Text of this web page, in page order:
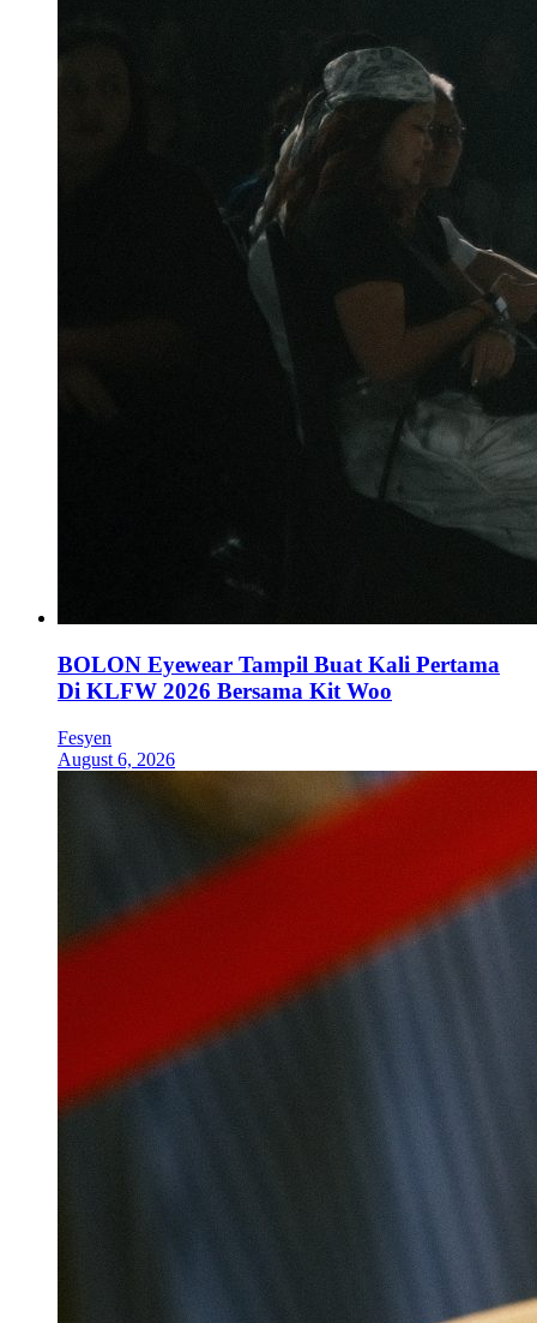
BOLON Eyewear Tampil Buat Kali Pertama
Di KLFW 2026 Bersama Kit Woo
Fesyen
August 6, 2026